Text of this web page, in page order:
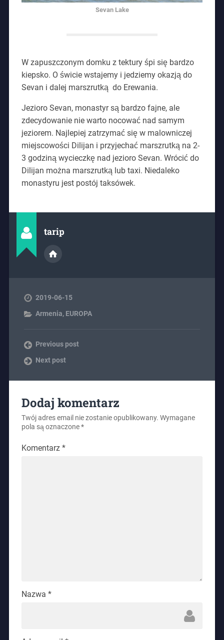
Sevan Lake
W zapuszczonym domku z tektury śpi się bardzo
kiepsko. O świcie wstajemy i jedziemy okazją do
Sevan i dalej marszrutką do Erewania.
Jezioro Sevan, monastyr są bardzo fajne, ale
zdecydowanie nie warto nocować nad samym
jeziorem. Najlepiej zatrzymać się w malowniczej
miejscowości Dilijan i przyjechać marszrutką na 2-
3 godziną wycieczkę nad jezioro Sevan. Wrócić do
Dilijan można marszrutką lub taxi. Niedaleko
monastyru jest postój taksówek.
tarip
2019-06-15
Armenia, EUROPA
Previous post
Next post
Dodaj komentarz
Twój adres email nie zostanie opublikowany. Wymagane
pola są oznaczone*
Komentarz *
Nazwa *